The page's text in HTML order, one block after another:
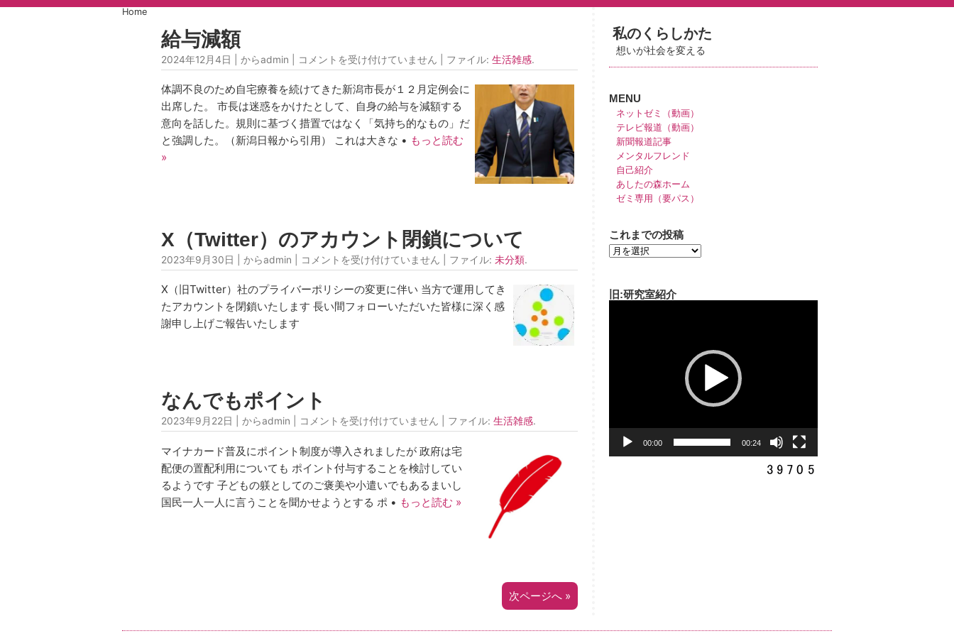
Home
給与減額
2024年12月4日 | からadmin | コメントを受け付けていません | ファイル: 生活雑感.
体調不良のため自宅療養を続けてきた新潟市長が１２月定例会に
出席した。 市長は迷惑をかけたとして、自身の給与を減額する
意向を話した。規則に基づく措置ではなく「気持ち的なもの」だ
と強調した。（新潟日報から引用） これは大きな • もっと読む
»
X（Twitter）のアカウント閉鎖について
2023年9月30日 | からadmin | コメントを受け付けていません | ファイル: 未分類.
X（旧Twitter）社のプライバーポリシーの変更に伴い 当方で運用してき
たアカウントを閉鎖いたします 長い間フォローいただいた皆様に深く感
謝申し上げご報告いたします
なんでもポイント
2023年9月22日 | からadmin | コメントを受け付けていません | ファイル: 生活雑感.
マイナカード普及にポイント制度が導入されましたが 政府は宅
配便の置配利用についても ポイント付与することを検討してい
るようです 子どもの躾としてのご褒美や小遣いでもあるまいし
国民一人一人に言うことを聞かせようとする ポ • もっと読む »
次ページへ »
私のくらしかた
想いが社会を変える
MENU
ネットゼミ（動画）
テレビ報道（動画）
新聞報道記事
メンタルフレンド
自己紹介
あしたの森ホーム
ゼミ専用（要パス）
これまでの投稿
旧:研究室紹介
00:00 00:24